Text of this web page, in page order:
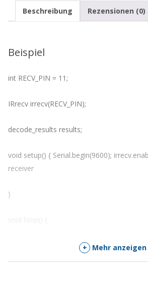
die
dieses
kommen
Beschreibung Rezensionen (0)
Beispiel
int RECV_PIN = 11;
IRrecv irrecv(RECV_PIN);
decode_results results;
void setup() { Serial.begin(9600);
receiver
}
void loop() {
if (irrecv.decode(&results)) {
+ Mehr anzeigen